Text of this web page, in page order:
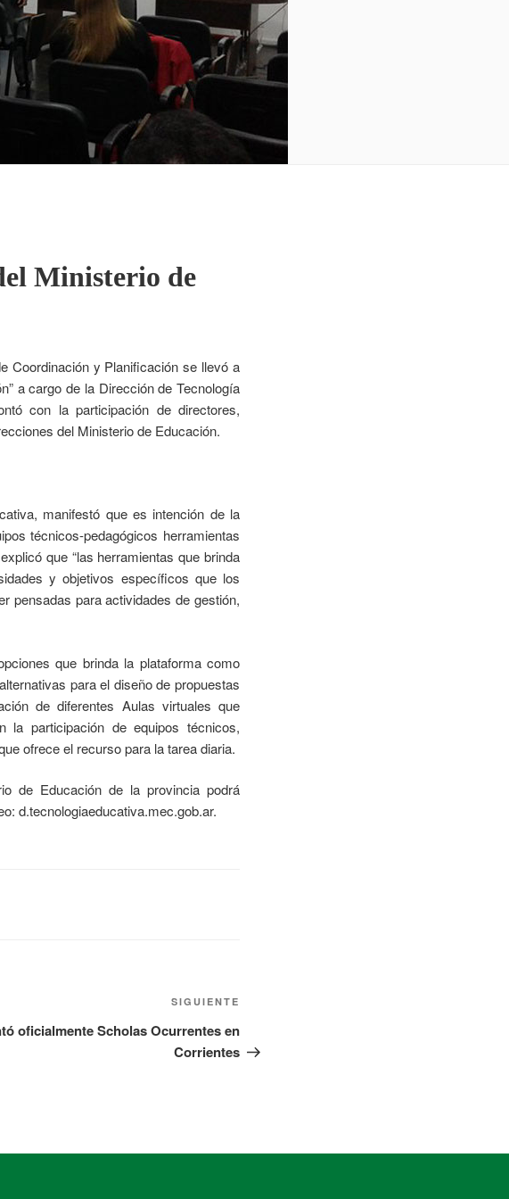
Ministerio de
Coordinación y Planificación se llevó a
a cargo de la Dirección de Tecnología
con la participación de directores,
del Ministerio de Educación.
manifestó que es intención de la
técnicos-pedagógicos herramientas
que “las herramientas que brinda
y objetivos específicos que los
pensadas para actividades de gestión,
que brinda la plataforma como
para el diseño de propuestas
de diferentes Aulas virtuales que
la participación de equipos técnicos,
ofrece el recurso para la tarea diaria.
de Educación de la provincia podrá
d.tecnologiaeducativa.mec.gob.ar.
SIGUIENTE
oficialmente Scholas Ocurrentes en
Corrientes